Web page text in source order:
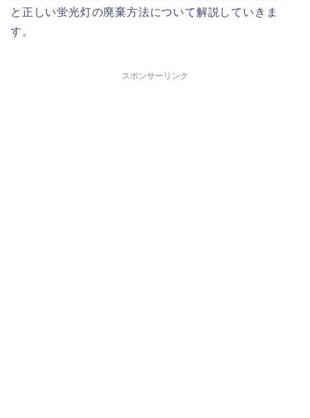
と正しい蛍光灯の廃棄方法について解説していきま
す。
スポンサーリンク